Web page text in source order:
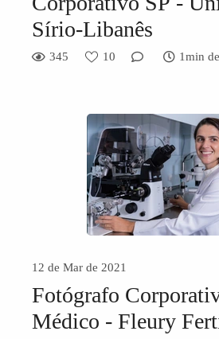
Sírio-Libanês
345 10 1min
12 de Mar de 2021
Fotógrafo
Médico - Fleury